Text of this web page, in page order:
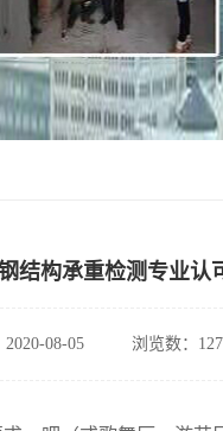
结构承重检测专业认
2020-08-05 浏览数：